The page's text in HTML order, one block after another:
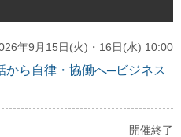
年9月15日(火)・16日(水) 10:00
から自律・協働へ─ビジネス
開催終了